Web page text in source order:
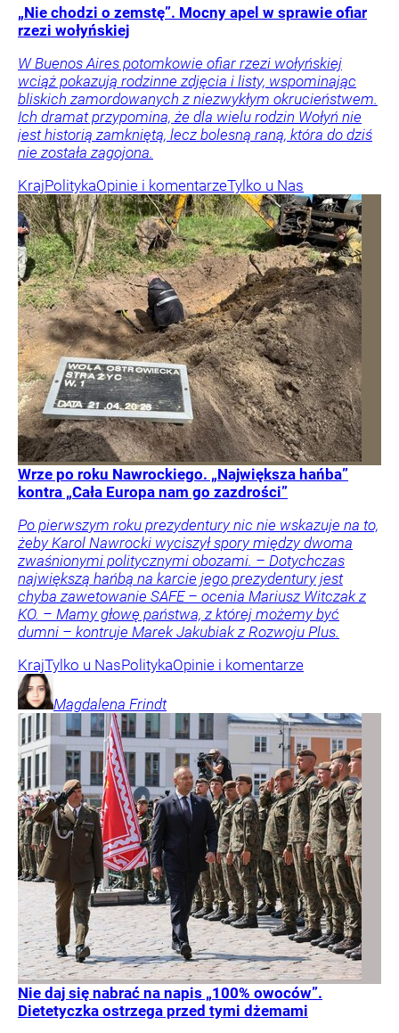
„Nie chodzi o zemstę”. Mocny apel w sprawie ofiar
rzezi wołyńskiej
W Buenos Aires potomkowie ofiar rzezi wołyńskiej
wciąż pokazują rodzinne zdjęcia i listy, wspominając
bliskich zamordowanych z niezwykłym okrucieństwem.
Ich dramat przypomina, że dla wielu rodzin Wołyń nie
jest historią zamkniętą, lecz bolesną raną, która do dziś
nie została zagojona.
KrajPolitykaOpinie i komentarzeTylko u Nas
Wrze po roku Nawrockiego. „Największa hańba”
kontra „Cała Europa nam go zazdrości”
Po pierwszym roku prezydentury nic nie wskazuje na to,
żeby Karol Nawrocki wyciszył spory między dwoma
zwaśnionymi politycznymi obozami. – Dotychczas
największą hańbą na karcie jego prezydentury jest
chyba zawetowanie SAFE – ocenia Mariusz Witczak z
KO. – Mamy głowę państwa, z której możemy być
dumni – kontruje Marek Jakubiak z Rozwoju Plus.
KrajTylko u NasPolitykaOpinie i komentarze
Magdalena Frindt
Nie daj się nabrać na napis „100% owoców”.
Dietetyczka ostrzega przed tymi dżemami